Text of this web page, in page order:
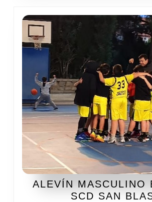
ALEVÍN MASCULINO
SCD SAN